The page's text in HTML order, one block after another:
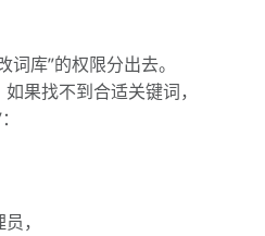
库”的权限分出去。
果找不到合适关键词，
，